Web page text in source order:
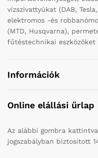
vízszivattyúkat (DAB,
elektromos -és
(MTD, Husqvarna),
fűtéstechnikai eszközöket
Információk
Online elállási űrlap
Az alábbi gombra
jogszabályban biztosított